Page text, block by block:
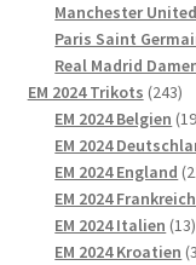
Manchester
Paris Saint
Real Madrid
EM 2024 Trikots 243243
EM 2024 Belgien
EM 2024
EM 2024 England
EM 2024 Frankreich
EM 2024 Italien 1313
EM 2024 Kroatien